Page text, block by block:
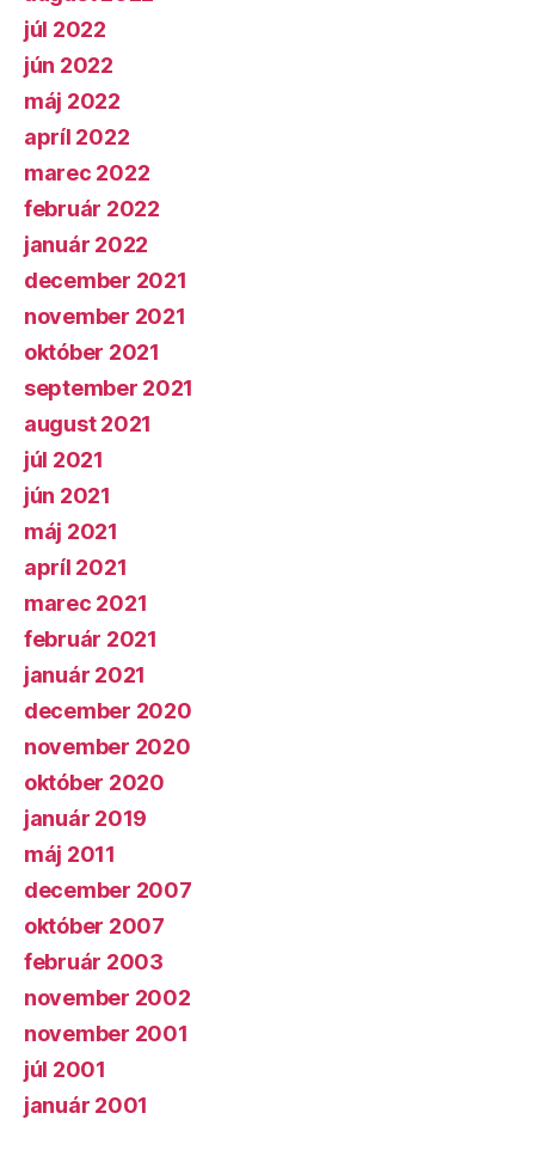
júl 2022
jún 2022
máj 2022
apríl 2022
marec 2022
február 2022
január 2022
december 2021
november 2021
október 2021
september 2021
august 2021
júl 2021
jún 2021
máj 2021
apríl 2021
marec 2021
február 2021
január 2021
december 2020
november 2020
október 2020
január 2019
máj 2011
december 2007
október 2007
február 2003
november 2002
november 2001
júl 2001
január 2001